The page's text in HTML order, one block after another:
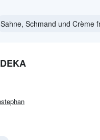
Sahne, Schmand und Crème